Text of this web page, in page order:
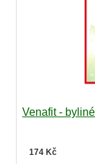
Venafit -
174 Kč